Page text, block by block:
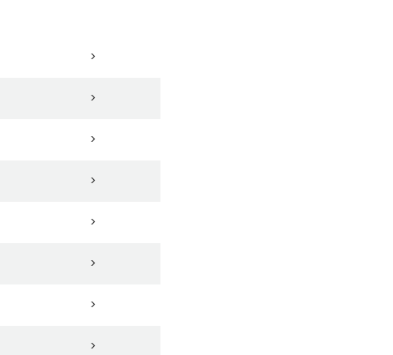
>
>
>
>
>
>
>
>